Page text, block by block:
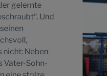
gelernte
Und
nicht: Neben
Vater-Sohn-